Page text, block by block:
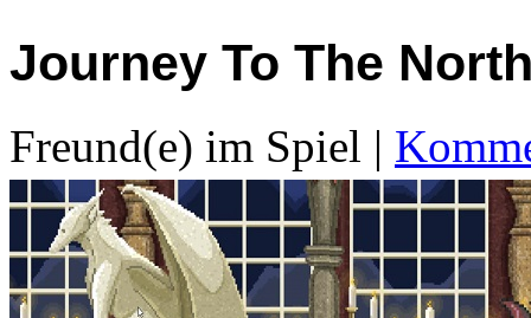
Journey To The
Freund(e) im Spiel |